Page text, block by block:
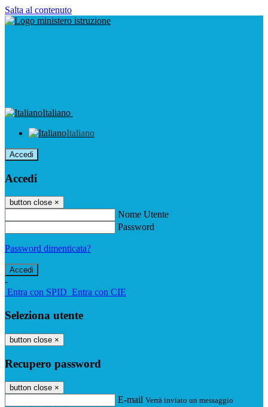
Salta al contenuto
Italiano
Italiano
Accedi
Accedi
button close ×
Nome Utente
Password
Password dimenticata?
-
Entra con SPID Entra con CIE
Seleziona utente
button close ×
Recupero password
button close ×
E-mail Verrà inviato un messaggio